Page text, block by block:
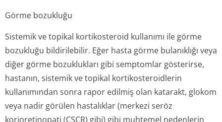
Görme bozukluğu
Sistemik ve topikal kortikosteroid kullanımı ile görme
bozukluğu bildirilebilir. Eğer hasta görme bulanıklığı veya
diğer görme bozuklukları gibi semptomlar gösterirse,
hastanın, sistemik ve topikal kortikosteroidlerin
kullanımından sonra rapor edilmiş olan katarakt, glokom
veya nadir görülen hastalıklar (merkezi seröz
korioretinopati (CSCR) gibi) gibi muhtemel nedenlerin